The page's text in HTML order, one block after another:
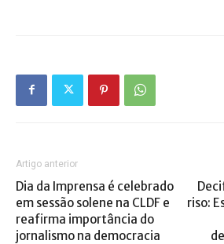
Artigo anterior
Dia da Imprensa é celebrado
em sessão solene na CLDF e
reafirma importância do
jornalismo na democracia
riso: